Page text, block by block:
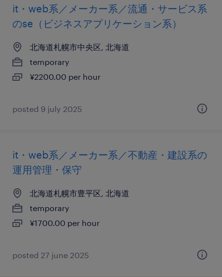
it・web系／メーカー系／流通・サービス系
のse（ビジネスアプリケーション系）
北海道札幌市中央区, 北海道
temporary
¥2200.00 per hour
posted 9 july 2025
it・web系／メーカー系／不動産・建設系の
運用管理・保守
北海道札幌市豊平区, 北海道
temporary
¥1700.00 per hour
posted 27 june 2025